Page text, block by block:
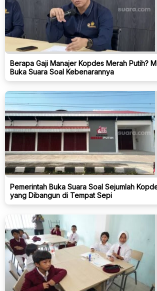
Berapa Gaji Manajer Kopdes Merah Putih?
Buka Suara Soal Kebenarannya
Pemerintah Buka Suara Soal Sejumlah
yang Dibangun di Tempat Sepi